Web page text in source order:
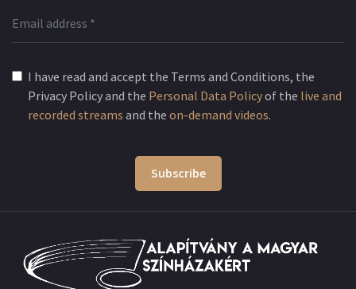
I have read and accept the Terms and Conditions, the
Privacy Policy and the Personal Data Policyof the live and
recorded streams and the on-demand videos.
Subscribe